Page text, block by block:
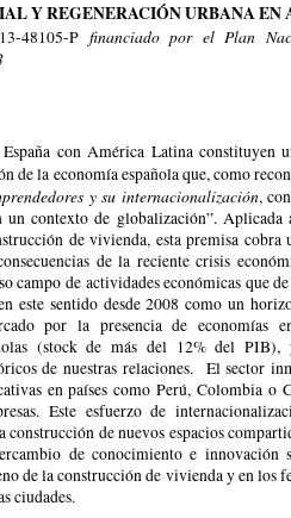
Y REGENERACIÓN URBANA
48105-P financiado por el Plan
con América Latina constituyen
de la economía española que, como
y su internacionalización,
un contexto de globalización”.
de vivienda, esta premisa cobra
de la reciente crisis
campo de actividades económicas que
este sentido desde 2008 como un
por la presencia de economías
(stock de más del 12% del
de nuestras relaciones. El sector
en países como Perú, Colombia o
Este esfuerzo de
construcción de nuevos espacios
de conocimiento e innovación
de la construcción de vivienda y en los
ciudades.